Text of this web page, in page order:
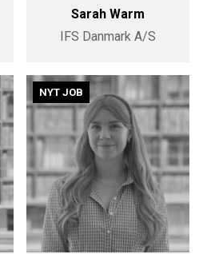
Sarah Warm
IFS Danmark A/S
NYT JOB